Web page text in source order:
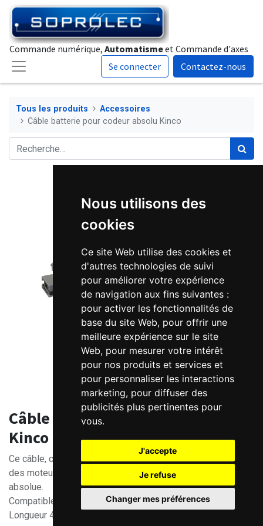
Nous utilisons des
cookies
Ce site Web utilise des cookies et
d'autres technologies de suivi
pour améliorer votre expérience
de navigation aux fins suivantes :
pour activer les fonctionnalités de
base du site Web, pour offrir une
meilleure expérience sur le site
Web, pour mesurer votre intérêt
pour nos produits et services et
pour personnaliser les interactions
marketing, pour diffuser des
publicités plus pertinentes pour
vous.
J'accepte
Je refuse
Changer mes préférences
Commande numérique, Automatismeet Commande d'axes
Se connecter
Contactez-nous
Tous les produits
Accessoires
Câble batterie pour codeur absolu Kinco
Câble batterie pour codeur absolu
Kinco
Ce câble, contenant une batterie, permet au codeur absolu
des moteurs Kinco, de garder la mémoire de la position
absolue.
Compatibles avec moteurs KAK et câbles -GU.
Longueur 40cm.